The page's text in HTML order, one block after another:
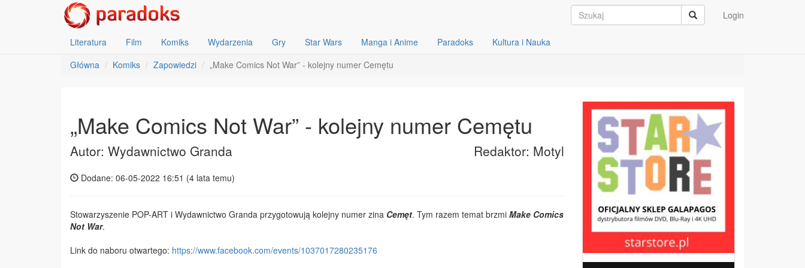
Login
Literatura Film Komiks Wydarzenia Gry Star Wars Manga i Anime Paradoks
Kultura i Nauka
Główna
Komiks Zapowiedzi „Make Comics Not War” - kolejny numer Cemętu
„Make Comics Not War” - kolejny numer Cemętu
Autor: Wydawnictwo Granda Redaktor: Motyl
Dodane: 06-05-2022 16:51 (4 lata temu)
Stowarzyszenie POP-ART i Wydawnictwo Granda przygotowują kolejny numer zina Cemęt. Tym razem temat brzmi Make Comics
Not War.
Link do naboru otwartego: https://www.facebook.com/events/1037017280235176